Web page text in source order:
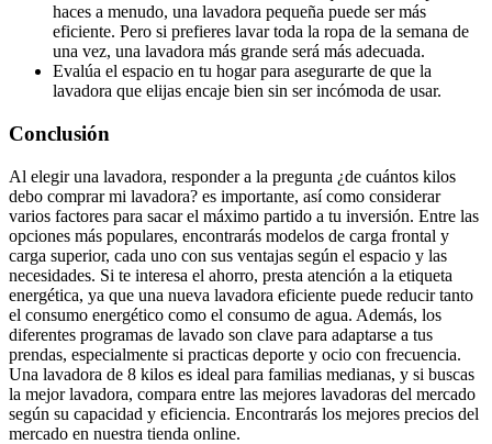
haces a menudo, una lavadora pequeña puede ser más
eficiente. Pero si prefieres lavar toda la ropa de la semana de
una vez, una lavadora más grande será más adecuada.
Evalúa el espacio en tu hogar para asegurarte de que la
lavadora que elijas encaje bien sin ser incómoda de usar.
Conclusión
Al elegir una lavadora, responder a la pregunta ¿de cuántos kilos
debo comprar mi lavadora? es importante, así como considerar
varios factores para sacar el máximo partido a tu inversión. Entre las
opciones más populares, encontrarás modelos de carga frontal y
carga superior, cada uno con sus ventajas según el espacio y las
necesidades. Si te interesa el ahorro, presta atención a la etiqueta
energética, ya que una nueva lavadora eficiente puede reducir tanto
el consumo energético como el consumo de agua. Además, los
diferentes programas de lavado son clave para adaptarse a tus
prendas, especialmente si practicas deporte y ocio con frecuencia.
Una lavadora de 8 kilos es ideal para familias medianas, y si buscas
la mejor lavadora, compara entre las mejores lavadoras del mercado
según su capacidad y eficiencia. Encontrarás los mejores precios del
mercado en nuestra tienda online.